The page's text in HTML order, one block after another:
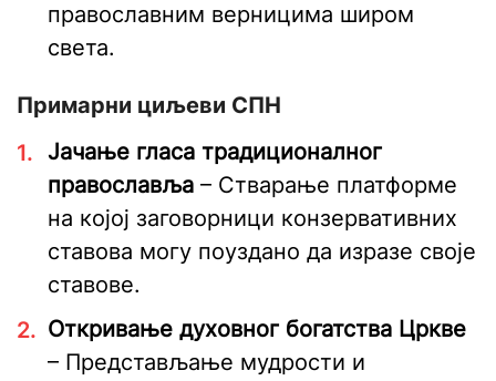
православним верницима широм
света.
Примарни циљеви СПН
Јачање гласа традиционалног
православља – Стварање платформе
на којој заговорници конзервативних
ставова могу поуздано да изразе своје
ставове.
Откривање духовног богатства Цркве
– Представљање мудрости и